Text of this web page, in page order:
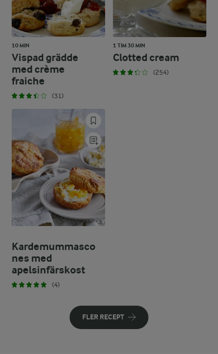
10 MIN
Vispad grädde
med crème
fraiche
(31)
1 TIM 30 MIN
Clotted cream
(254)
Kardemummasco
nes med
apelsinfärskost
(4)
FLER RECEPT